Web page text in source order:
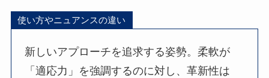
使い方やニュアンスの違い
新しいアプローチを追求する姿勢。柔軟が
「適応力」を強調するのに対し、革新性は